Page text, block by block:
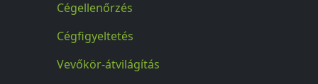
Cégellenőrzés
Cégfigyeltetés
Vevőkör-átvilágítás